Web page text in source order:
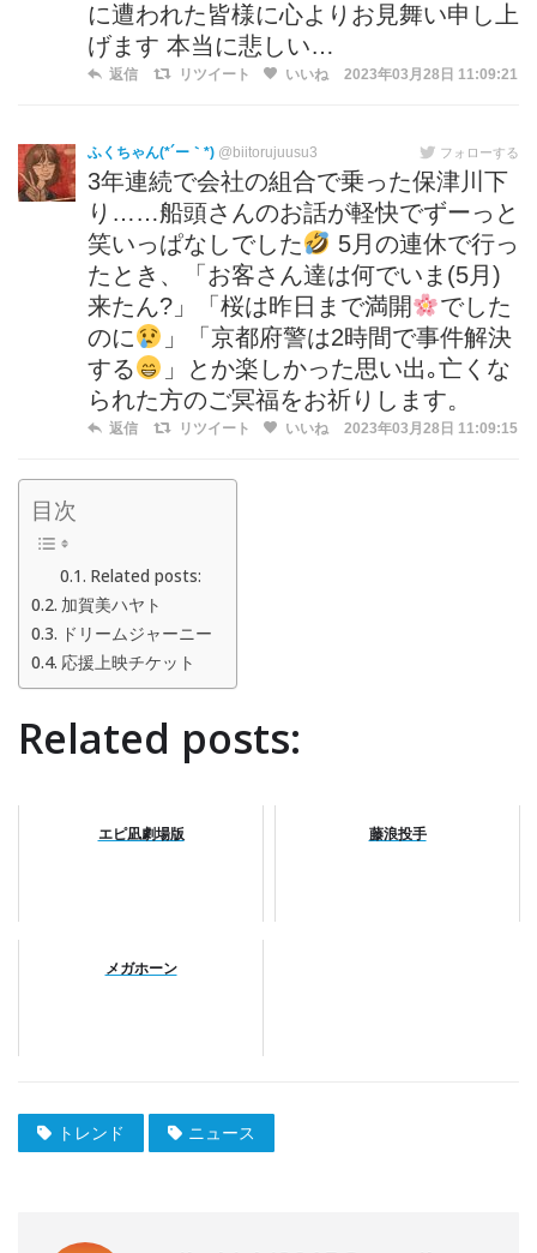
に遭われた皆様に心よりお見舞い申し上
げます 本当に悲しい…
返信 リツイート いいね 2023年03月28日 11:09:21
ふくちゃん(*´ー｀*) @biitorujuusu3 フォローする
3年連続で会社の組合で乗った保津川下
り……船頭さんのお話が軽快でずーっと
笑いっぱなしでした
5月の連休で行っ
たとき、「お客さん達は何でいま(5月)
来たん?」「桜は昨日まで満開
でした
のに
」「京都府警は2時間で事件解決
する
」とか楽しかった思い出｡亡くな
られた方のご冥福をお祈りします。
返信 リツイート いいね 2023年03月28日 11:09:15
目次
Related posts:
加賀美ハヤト
ドリームジャーニー
応援上映チケット
Related posts:
エピ凪劇場版 藤浪投手
メガホーン
トレンド ニュース